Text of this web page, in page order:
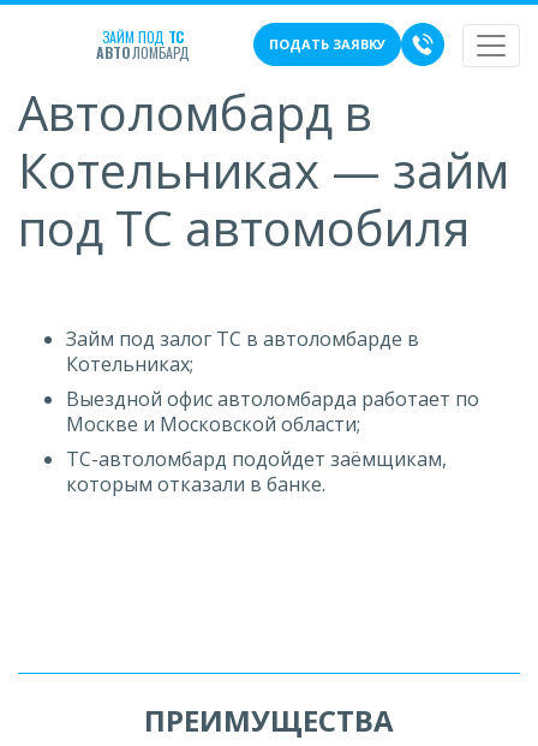
ЗАЙМ ПОД ТС
АВТОЛОМБАРД ПОДАТЬ ЗАЯВКУ
Автоломбард в
Котельниках — займ
под ТС автомобиля
Займ под залог ТС в автоломбарде в
Котельниках;
Выездной офис автоломбарда работает по
Москве и Московской области;
ТС-автоломбард подойдет заёмщикам,
которым отказали в банке.
ПРЕИМУЩЕСТВА